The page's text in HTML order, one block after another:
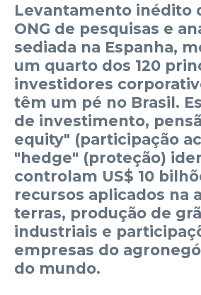
Levantamento inédito
ONG de pesquisas e
sediada na Espanha,
um quarto dos 120
investidores
têm um pé no Brasil.
de investimento,
equity" (participação
"hedge" (proteção)
controlam US$ 10
recursos aplicados na
terras, produção de
industriais e
empresas do
do mundo.